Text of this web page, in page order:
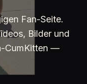
Fan-Seite.
Bilder und
CumKitten —